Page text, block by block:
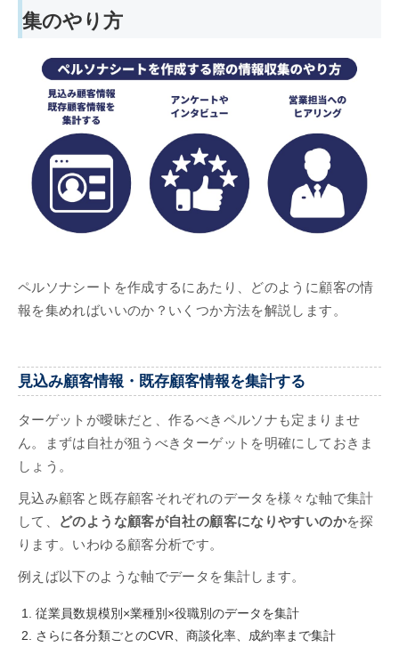
集のやり方
ペルソナシートを作成するにあたり、どのように顧客の情
報を集めればいいのか？いくつか方法を解説します。
見込み顧客情報・既存顧客情報を集計する
ターゲットが曖昧だと、作るべきペルソナも定まりませ
ん。まずは自社が狙うべきターゲットを明確にしておきま
しょう。
見込み顧客と既存顧客それぞれのデータを様々な軸で集計
して、
どのような顧客が自社の顧客になりやすいのかを探
ります。いわゆる顧客分析です。
例えば以下のような軸でデータを集計します。
従業員数規模別×業種別×役職別のデータを集計
さらに各分類ごとのCVR、商談化率、成約率まで集計